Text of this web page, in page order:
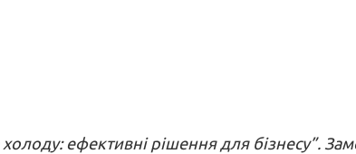
ефективні рішення для бізнесу”.